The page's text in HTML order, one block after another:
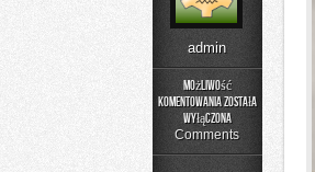
admin
Możliwość
komentowania
Domowe
została
wyłączona
Comments